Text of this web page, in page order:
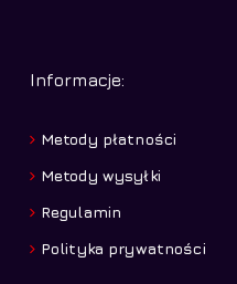
Informacje:
Metody płatności
Metody wysyłki
Regulamin
Polityka prywatności